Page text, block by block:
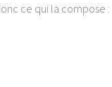
ce qui la compose :